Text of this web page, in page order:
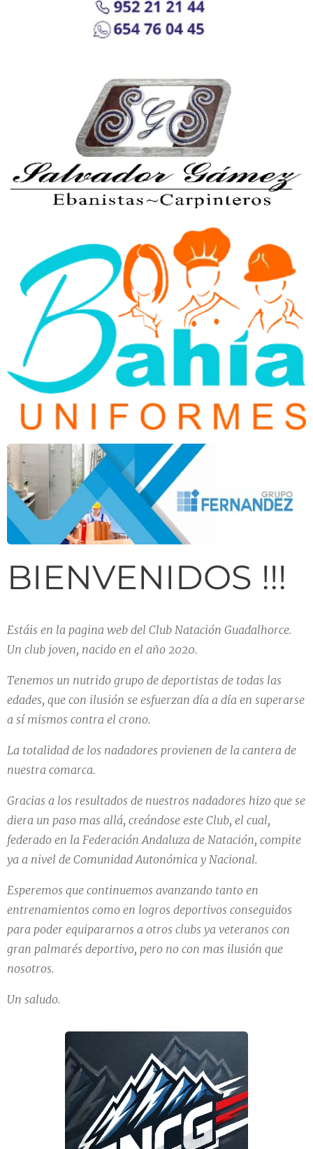
BIENVENIDOS !!!
Estáis en la pagina web del Club Natación Guadalhorce.
Un club joven, nacido en el año 2020.
Tenemos un nutrido grupo de deportistas de todas las
edades, que con ilusión se esfuerzan día a día en superarse
a sí mismos contra el crono.
La totalidad de los nadadores provienen de la cantera de
nuestra comarca.
Gracias a los resultados de nuestros nadadores hizo que se
diera un paso mas allá, creándose este Club, el cual,
federado en la Federación Andaluza de Natación, compite
ya a nivel de Comunidad Autonómica y Nacional.
Esperemos que continuemos avanzando tanto en
entrenamientos como en logros deportivos conseguidos
para poder equipararnos a otros clubs ya veteranos con
gran palmarés deportivo, pero no con mas ilusión que
nosotros.
Un saludo.